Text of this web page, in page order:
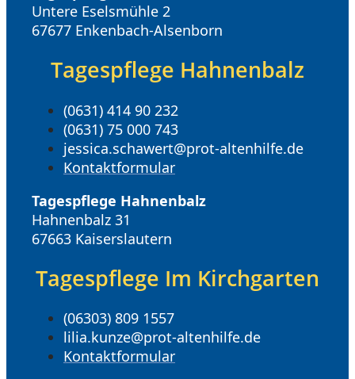
Untere Eselsmühle 2
67677 Enkenbach-Alsenborn
Tagespflege Hahnenbalz
(0631) 414 90 232
(0631) 75 000 743
jessica.schawert@prot-altenhilfe.de
Kontaktformular
Tagespflege Hahnenbalz
Hahnenbalz 31
67663 Kaiserslautern
Tagespflege Im Kirchgarten
(06303) 809 1557
lilia.kunze@prot-altenhilfe.de
Kontaktformular